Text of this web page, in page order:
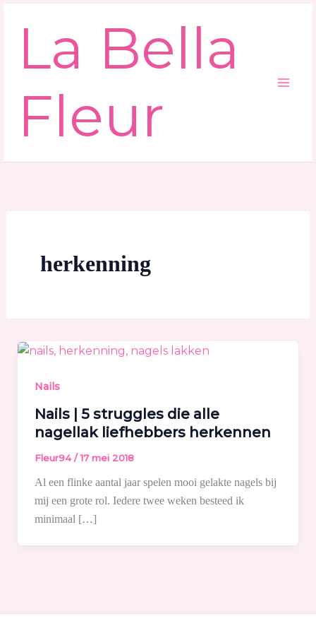
naar
inhoudLa Bella
Fleur
herkenning
Nails
Nails | 5 struggles die alle
nagellak liefhebbers herkennen
Fleur94/17 mei 2018
Al een flinke aantal jaar spelen mooi gelakte nagels bij
mij een grote rol. Iedere twee weken besteed ik
minimaal […]